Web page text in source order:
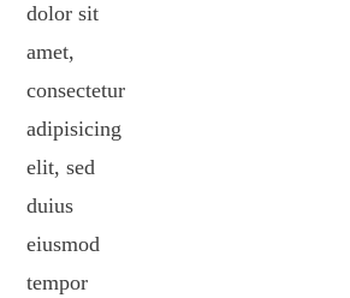
dolor sit
amet,
consectetur
adipisicing
elit, sed
duius
eiusmod
tempor